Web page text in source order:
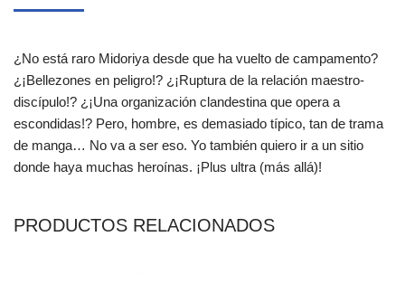
¿No está raro Midoriya desde que ha vuelto de campamento?
¿¡Bellezones en peligro!? ¿¡Ruptura de la relación maestro-
discípulo!? ¿¡Una organización clandestina que opera a
escondidas!? Pero, hombre, es demasiado típico, tan de trama
de manga… No va a ser eso. Yo también quiero ir a un sitio
donde haya muchas heroínas. ¡Plus ultra (más allá)!
PRODUCTOS RELACIONADOS